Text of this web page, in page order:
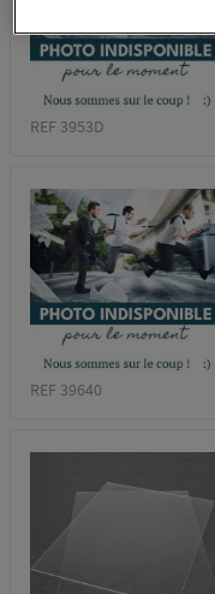
REF 3953D
REF 39640